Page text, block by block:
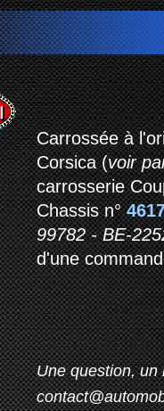
Carrossée à
Corsica (voir
carrosserie
Chassis n°
99782 - BE-
d'une
Une question, un